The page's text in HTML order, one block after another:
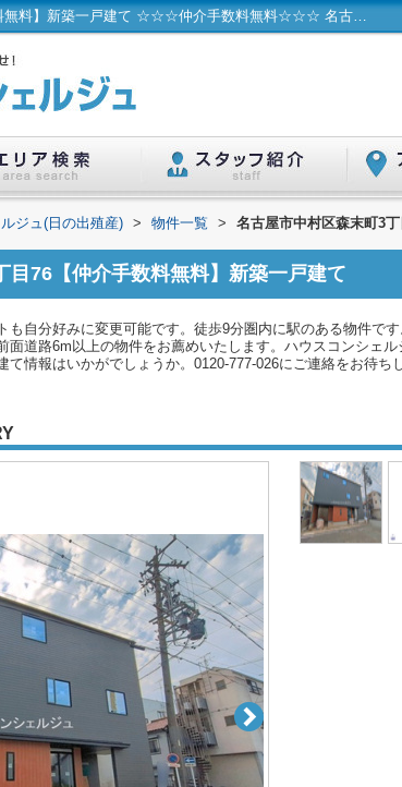
名古屋市中村区森末町3丁目76【仲介手数料無料】新築一戸建て ☆☆☆仲介手数料無料☆☆☆ 名古屋市...／ハウスコンシェルジュ(日の出殖産)
ジュ(日の出殖産) > 物件一覧 > 名古屋市中村区森末町3
目76【仲介手数料無料】新築一戸建て
も自分好みに変更可能です。徒歩9分圏内に駅のある物件で
面道路6m以上の物件をお薦めいたします。ハウスコンシェ
情報はいかがでしょうか。0120-777-026にご連絡をお待ち